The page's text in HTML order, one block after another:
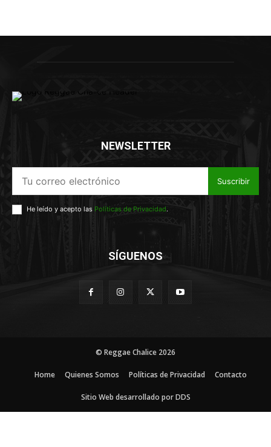
NEWSLETTER
Suscribir
He leído y acepto las Políticas de Privacidad.
SÍGUENOS
© Reggae Chalice 2026
Home Quienes Somos Políticas de Privacidad Contacto
Sitio Web desarrollado por DDS